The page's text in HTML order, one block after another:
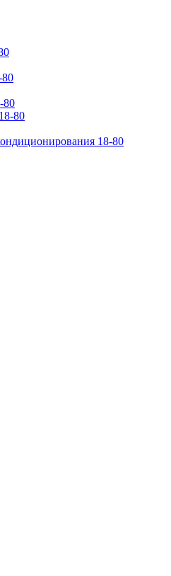
80
80
18-80